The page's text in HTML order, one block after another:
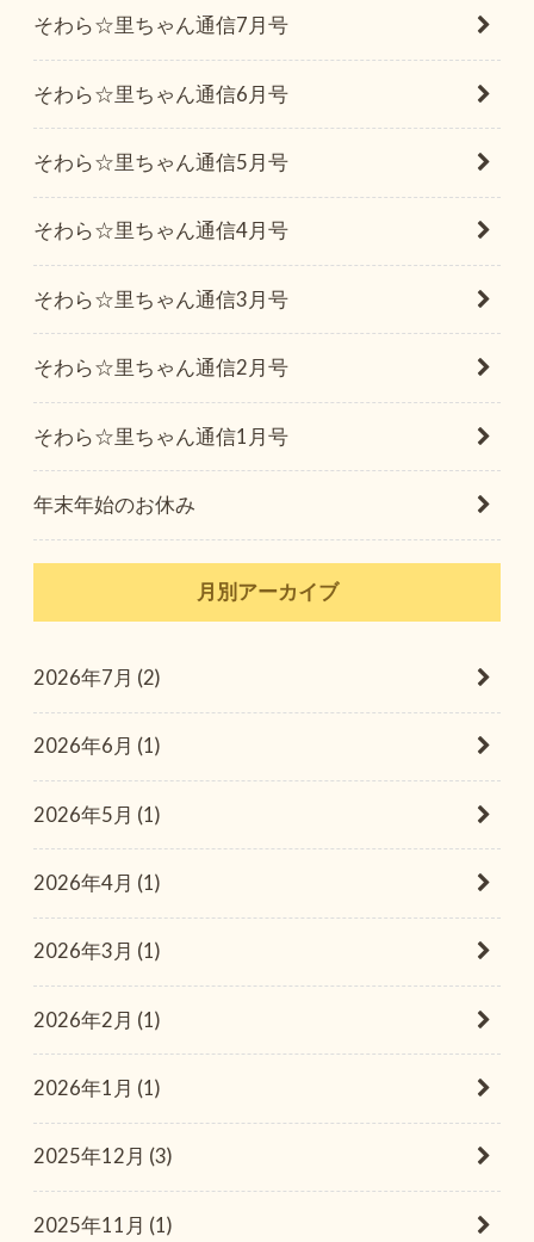
そわら☆里ちゃん通信7月号
そわら☆里ちゃん通信6月号
そわら☆里ちゃん通信5月号
そわら☆里ちゃん通信4月号
そわら☆里ちゃん通信3月号
そわら☆里ちゃん通信2月号
そわら☆里ちゃん通信1月号
年末年始のお休み
月別アーカイブ
2026年7月 (2)
2026年6月 (1)
2026年5月 (1)
2026年4月 (1)
2026年3月 (1)
2026年2月 (1)
2026年1月 (1)
2025年12月 (3)
2025年11月 (1)